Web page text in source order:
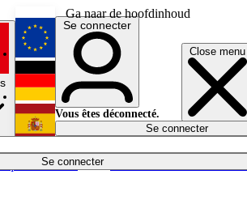
Ga naar de hoofdinhoud
Close menu
Se connecter
Économie
English
Deutsch
Español
Se connecter
Vous êtes déconnecté.
Se connecter